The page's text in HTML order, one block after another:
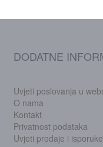
DODATNE
Uvjeti poslovanja u
O nama
Kontakt
Privatnost podataka
Uvjeti prodaje i